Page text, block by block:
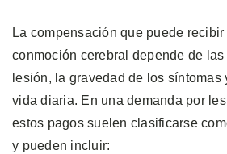
La compensación que puede recibir
conmoción cerebral depende de
lesión, la gravedad de los síntomas
vida diaria. En una demanda por
estos pagos suelen clasificarse
y pueden incluir: